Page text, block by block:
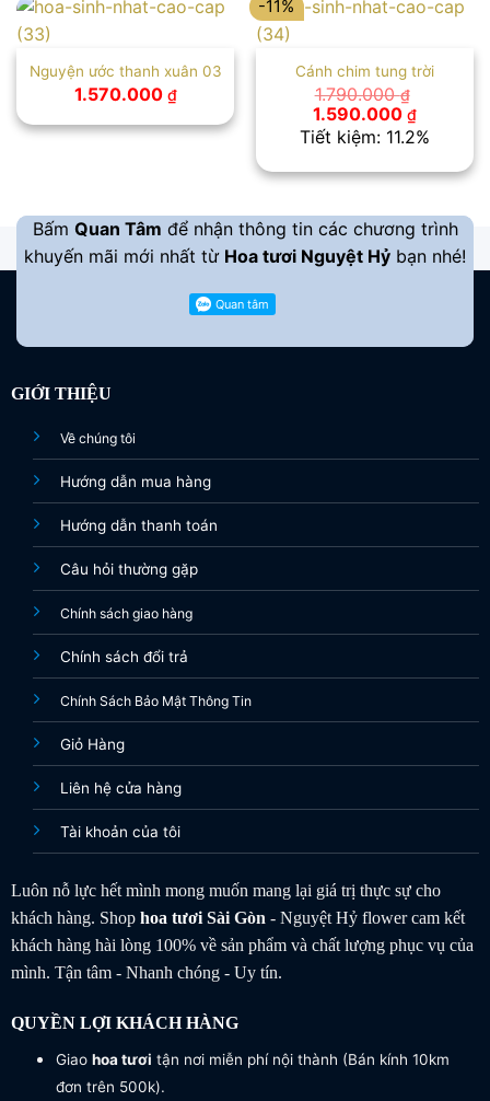
Nguyện ước thanh xuân 03
1.570.000 ₫
-11%
Cánh chim tung trời
1.790.000₫
Giá
gốc
là:
1.590.000 ₫Giá
hiện
tại
Tiết kiệm: 11.2%
Bấm Quan Tâm để nhận thông tin các chương trình
khuyến mãi mới nhất từ Hoa tươi Nguyệt Hỷ bạn nhé!
GIỚI THIỆU
Về chúng tôi
Hướng dẫn mua hàng
Hướng dẫn thanh toán
Câu hỏi thường gặp
Chính sách giao hàng
Chính sách đổi trả
Chính Sách Bảo Mật Thông Tin
Giỏ Hàng
Liên hệ cửa hàng
Tài khoản của tôi
Luôn nỗ lực hết mình mong muốn mang lại giá trị thực sự cho
khách hàng. Shop hoa tươiSài Gòn - Nguyệt Hỷ flower cam kết
khách hàng hài lòng 100% về sản phẩm và chất lượng phục vụ của
mình. Tận tâm - Nhanh chóng - Uy tín.
QUYỀN LỢI KHÁCH HÀNG
Giao hoa tươi tận nơi miễn phí nội thành (Bán kính 10km
đơn trên 500k).